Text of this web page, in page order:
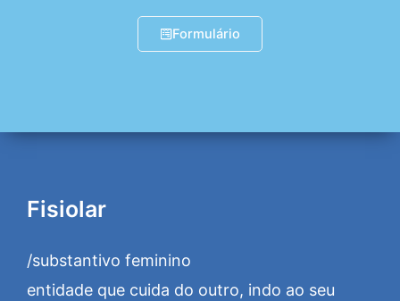
Formulário
Fisiolar
/substantivo feminino
entidade que cuida do outro, indo ao seu